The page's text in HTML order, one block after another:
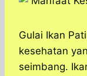
Gulai Ikan
kesehatan
seimbang.